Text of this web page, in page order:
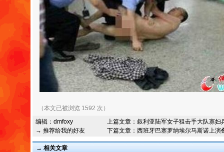
（本文已被浏览 1592 次）
编辑： dmfoxy
→ 推荐给我的好友
上篇文章： 叙利亚陆军女子狙击手大队寡妇
下篇文章： 西班牙巴塞罗纳埃尔马斯诺上演
→ 相关文章